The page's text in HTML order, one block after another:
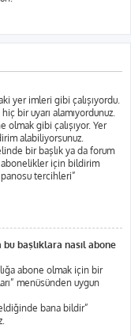
yer imleri gibi çalışıyordu.
bir uyarı alamıyordunuz.
olmak gibi çalışıyor. Yer
alabiliyorsunuz.
bir başlık ya da forum
abonelikler için bildirim
tercihleri”
başlıklara nasıl abone
abone olmak için bir
menüsünden uygun
bana bildir”